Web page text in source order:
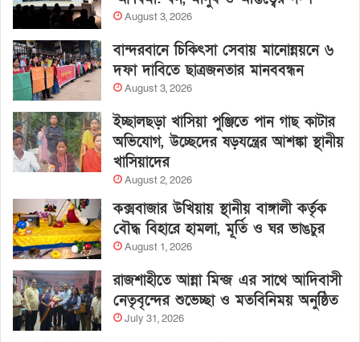
August 3, 2026
বান্দরবানে চিকিৎসা সেবায় মানোন্নয়নে ৬
দফা দাবিতে ছাত্রজনতার মানববন্ধন
August 3, 2026
ইচ্ছালছড়া খাসিয়া পুঞ্জিতে পান গাছ কাটার
অভিযোগ, উচ্ছেদের ষড়যন্ত্রের আশঙ্কা স্থানীয়
খাসিয়াদের
August 2, 2026
কক্সবাজার উখিয়ায় স্থানীয় বাঙ্গালী কর্তৃক
বৌদ্ধ বিহারে হামলা, মূর্তি ও ঘর ভাঙচুর
August 1, 2026
রাজশাহীতে আন্না মিন্জ এর সাথে আদিবাসী
নেতৃবৃন্দের শুভেচ্ছা ও মতবিনিময় অনুষ্ঠিত
July 31, 2026